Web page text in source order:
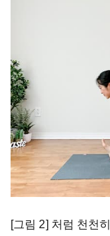
[그림 2] 처럼 천천